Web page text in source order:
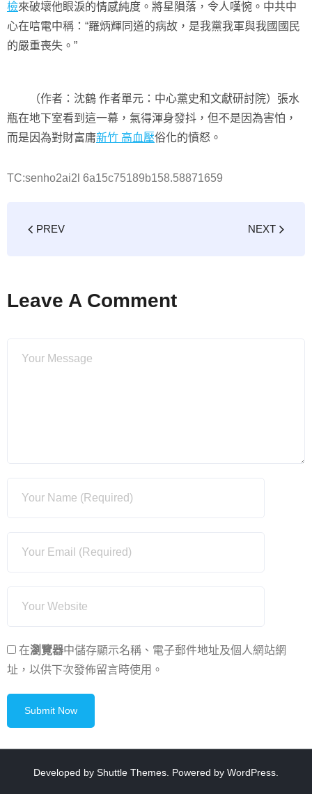
檢來破壞他眼淚的情感純度。將星隕落，令人嘆惋。中共中
心在唁電中稱：“羅炳輝同道的病故，是我黨我軍與我國國民
的嚴重喪失。”
（作者：沈鶴 作者單元：中心黨史和文獻研討院）張水
瓶在地下室看到這一幕，氣得渾身發抖，但不是因為害怕，
而是因為對財富庸新竹 高血壓俗化的憤怒。
TC:senho2ai2l 6a15c75189b158.58871659
PREV NEXT
Leave A Comment
在瀏覽器中儲存顯示名稱、電子郵件地址及個人網站網
址，以供下次發佈留言時使用。
Developed by Shuttle Themes . Powered by WordPress